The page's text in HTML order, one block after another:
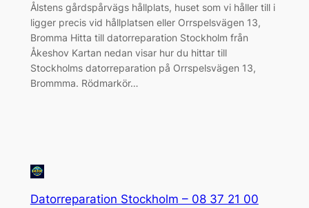
Ålstens gårdspårvägs hållplats, huset som vi håller till i
ligger precis vid hållplatsen eller Orrspelsvägen 13,
Bromma Hitta till datorreparation Stockholm från
Åkeshov Kartan nedan visar hur du hittar till
Stockholms datorreparation på Orrspelsvägen 13,
Brommma. Rödmarkör…
Datorreparation Stockholm – 08 37 21 00